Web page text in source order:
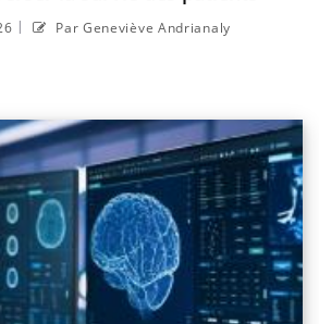
| Par Geneviève Andrianaly